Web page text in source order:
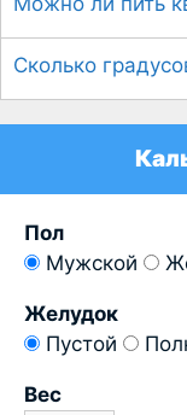
Сколько
Пол
Мужской
Желудок
Пустой
Вес